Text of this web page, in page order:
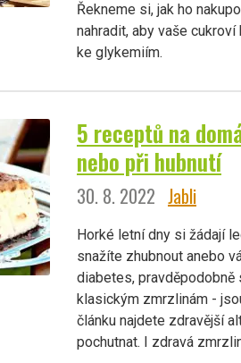
Řekneme si, jak ho
nahradit, aby vaše
ke glykemiím.
5 receptů na
nebo při hubnutí
30. 8. 2022 Jabli
Horké letní dny si žádají
snažíte zhubnout anebo
diabetes,
klasickým zmrzlinám -
článku najdete zdravější
pochutnat. I zdravá